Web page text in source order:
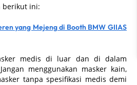
berikut ini:
yang Mejeng di Booth BMW GIIAS
medis di luar dan di dalam
menggunakan masker kain,
tanpa spesifikasi medis demi